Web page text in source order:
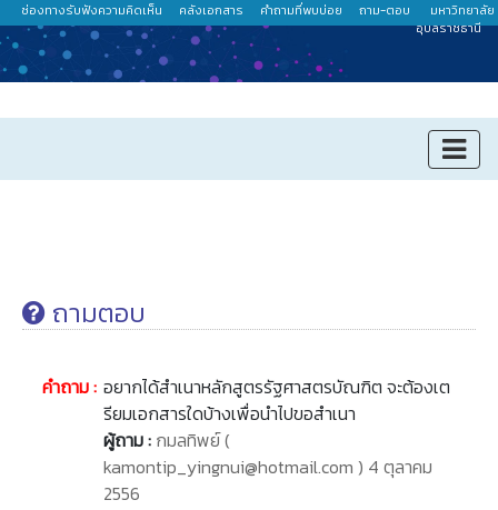
ช่องทางรับฟังความคิดเห็น คลังเอกสาร คำถามที่พบบ่อย ถาม-ตอบ
มหาวิทยาลัย
อุบลราชธานี
ถามตอบ
คำถาม : อยากได้สำเนาหลักสูตรรัฐศาสตรบัณฑิต จะต้องเต
รียมเอกสารใดบ้างเพื่อนำไปขอสำเนา
ผู้ถาม : กมลทิพย์ (
kamontip_yingnui@hotmail.com ) 4 ตุลาคม
2556